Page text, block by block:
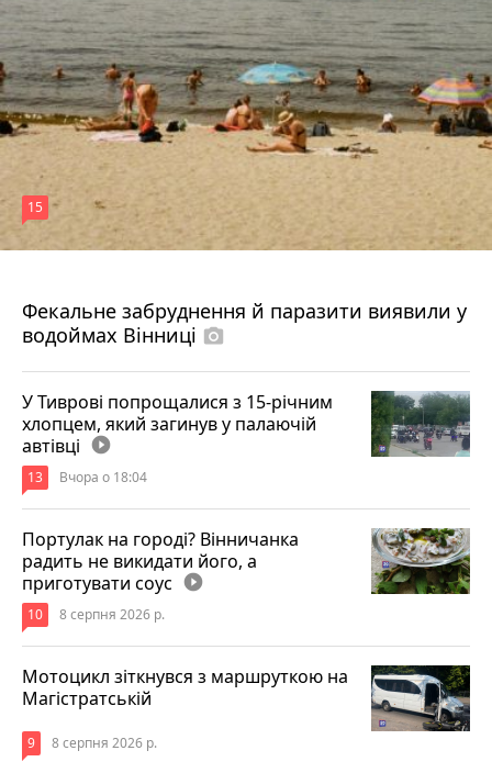
Фекальне забруднення й паразити виявили у
водоймах Вінниці photo_camera
15
У Тиврові попрощалися з 15-річним
хлопцем, який загинув у палаючій
автівці play_circle_filled
13 Вчора о 18:04
Портулак на городі? Вінничанка
радить не викидати його, а
приготувати соус play_circle_filled
10 8 серпня 2026 р.
Мотоцикл зіткнувся з маршруткою на
Магістратській
9 8 серпня 2026 р.